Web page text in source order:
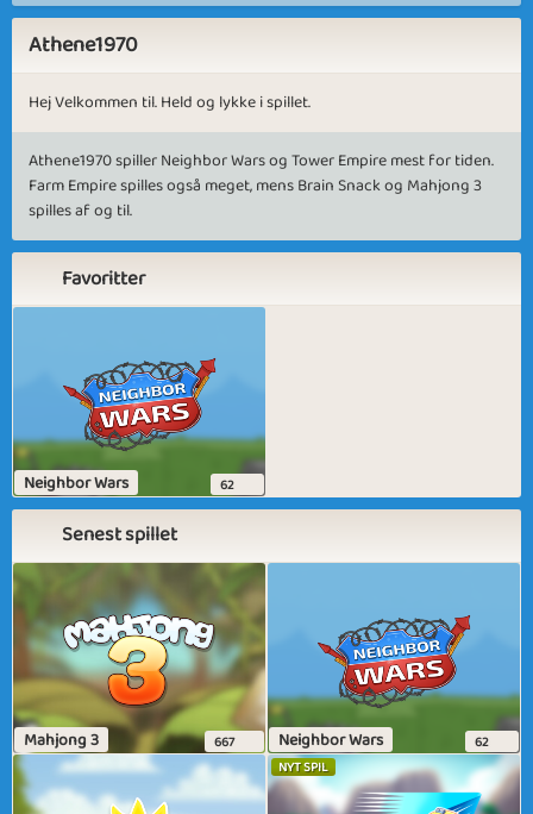
Athene1970
Hej Velkommen til. Held og lykke i spillet.
Athene1970 spiller Neighbor Wars og Tower Empire mest for tiden.
Farm Empire spilles også meget, mens Brain Snack og Mahjong 3
spilles af og til.
Favoritter
Neighbor Wars 62
Senest spillet
Mahjong 3 667 Neighbor Wars 62
NYT SPIL